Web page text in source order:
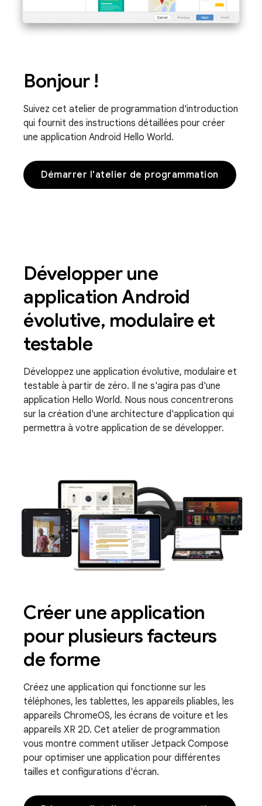
Bonjour !
Suivez cet atelier de programmation d'introduction
qui fournit des instructions détaillées pour créer
une application Android Hello World.
Démarrer l'atelier de programmation
Développer une
application Android
évolutive, modulaire et
testable
Développez une application évolutive, modulaire et
testable à partir de zéro. Il ne s'agira pas d'une
application Hello World. Nous nous concentrerons
sur la création d'une architecture d'application qui
permettra à votre application de se développer.
Créer une application
pour plusieurs facteurs
de forme
Créez une application qui fonctionne sur les
téléphones, les tablettes, les appareils pliables, les
appareils ChromeOS, les écrans de voiture et les
appareils XR 2D. Cet atelier de programmation
vous montre comment utiliser Jetpack Compose
pour optimiser une application pour différentes
tailles et configurations d'écran.